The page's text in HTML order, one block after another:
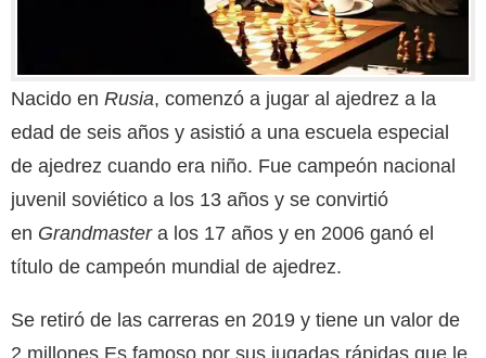
Nacido en Rusia, comenzó a jugar al ajedrez a la
edad de seis años y asistió a una escuela especial
de ajedrez cuando era niño. Fue campeón nacional
juvenil soviético a los 13 años y se convirtió
en Grandmastera los 17 años y en 2006 ganó el
título de campeón mundial de ajedrez.
Se retiró de las carreras en 2019 y tiene un valor de
2 millones Es famoso por sus jugadas rápidas que le